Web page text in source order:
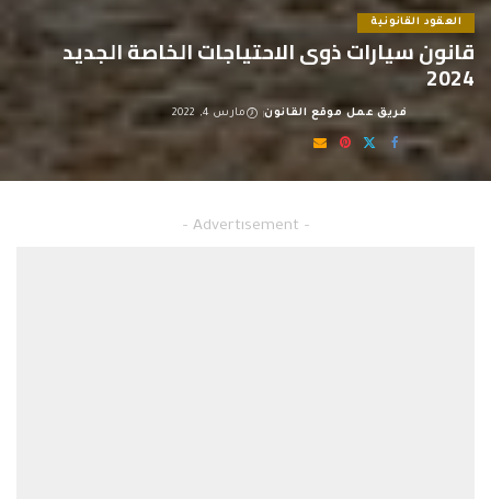
العقود القانونية
قانون سيارات ذوى الاحتياجات الخاصة الجديد
2024
Posted
by
فريق عمل موقع القانون مارس 4, 2022
– Advertisement –